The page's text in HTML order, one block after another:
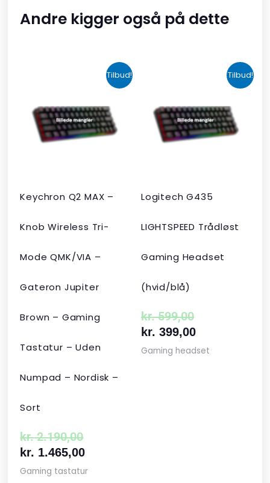
Andre kigger også på dette
Tilbud!
Keychron Q2 MAX –
Knob Wireless Tri-
Mode QMK/VIA –
Gateron Jupiter
Brown – Gaming
Tastatur – Uden
Numpad – Nordisk –
Sort
kr.2.190,00
oprindelige
pris
var:
kr. 2.190,00.
kr. 1.465,00
Den
aktuelle
pris
er:
kr. 1.465,00.
Gaming tastatur
Tilbud!
Logitech G435
LIGHTSPEED Trådløst
Gaming Headset
(hvid/blå)
kr.599,00
oprindelige
pris
var:
kr. 599,00.
kr. 399,00
aktuelle
pris
er:
kr. 399,00.
Gaming headset